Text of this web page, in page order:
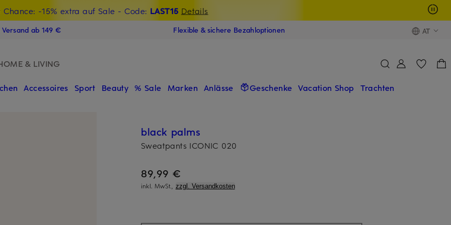
Chance: -15% extra auf Sale - Code: LAST15 Details
Willkommensgutschein mit Beyond sichern
ab 149 € Flexible & sichere Bezahloptionen AT
& LIVING
Accessoires Sport Beauty % Sale Marken Anlässe Geschenke Vacation Shop Trachten
black palms
Sweatpants ICONIC 020
89,99 €
inkl. MwSt., zzgl. Versandkosten